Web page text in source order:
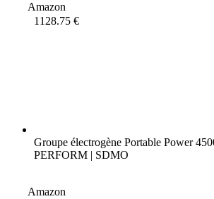
Amazon
1128.75 €
Groupe électrogène Portable Power
PERFORM | SDMO
Amazon